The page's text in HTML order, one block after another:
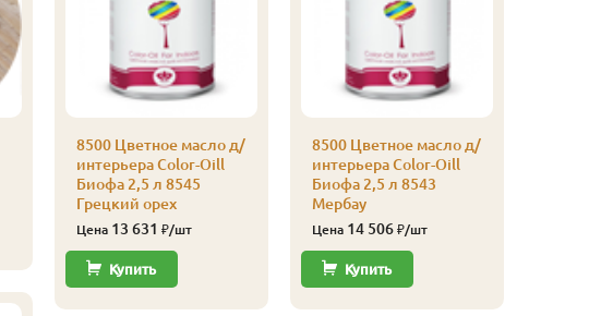
8500 Цветное масло д/
интерьера Color-Oill
Биофа 2,5 л 8545
Грецкий орех
Цена 13 631 ₽/шт
Купить
8500 Цветное масло д/
интерьера Color-Oill
Биофа 2,5 л 8543
Мербау
Цена 14 506₽/шт
Купить